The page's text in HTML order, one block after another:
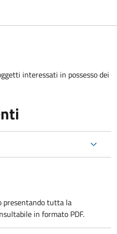
interessati in possesso dei
presentando tutta la
in formato PDF.